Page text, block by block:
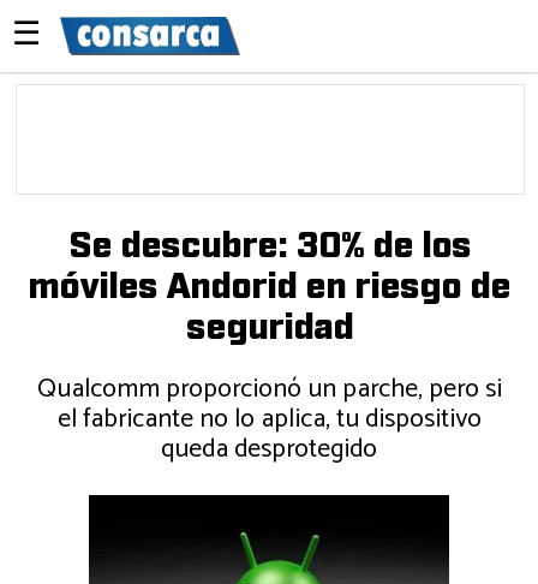
☰
Se descubre: 30% de los
móviles Andorid en riesgo de
seguridad
Qualcomm proporcionó un parche, pero si
el fabricante no lo aplica, tu dispositivo
queda desprotegido